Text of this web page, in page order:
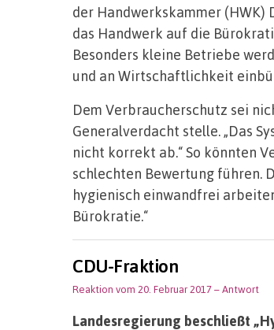
der Handwerkskammer (HWK)
das Handwerk auf die
Besonders kleine Betriebe
und an Wirtschaftlichkeit
Dem Verbraucherschutz sei
Generalverdacht stelle. „Das
nicht korrekt ab.“ So könnten
schlechten Bewertung führen.
hygienisch einwandfrei
Bürokratie.“
CDU-Fraktion
Reaktion vom 20. Februar 2017– Antwort
Landesregierung beschließt